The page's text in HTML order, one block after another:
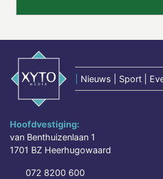
Nieuws | Sport |
Hoofdvestiging:
van Benthuizenlaan 1
1701 BZ Heerhugowaard
072 8200 600